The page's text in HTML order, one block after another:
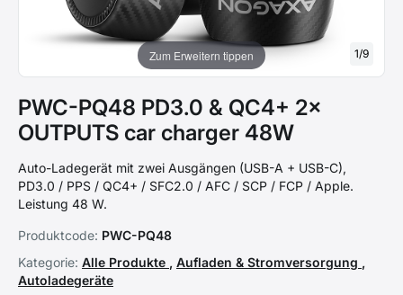
Zum Erweitern tippen 1/9
PWC-PQ48 PD3.0 & QC4+ 2×
OUTPUTS car charger 48W
Auto-Ladegerät mit zwei Ausgängen (USB-A + USB-C),
PD3.0 / PPS / QC4+ / SFC2.0 / AFC / SCP / FCP / Apple.
Leistung 48 W.
Produktcode: PWC-PQ48
Kategorie: Alle Produkte , Aufladen & Stromversorgung ,
Autoladegeräte